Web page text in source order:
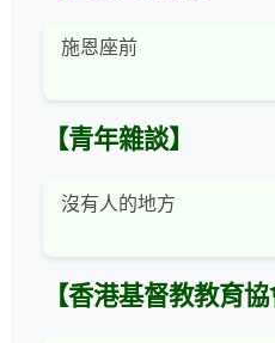
施恩座前
【青年雜談】
沒有人的地方
【香港基督教教育協